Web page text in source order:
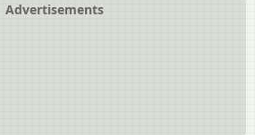
Advertisements